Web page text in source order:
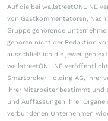
Auf die bei wallstreetONLINE
von Gastkommentatoren,
Gruppe gehörende
gehören nicht der Redaktion
ausschließlich die jeweiligen
wallstreetONLINE
Smartbroker Holding AG, ihrer
ihrer Mitarbeiter bestimmt und
und Auffassungen ihrer
verbundenen Unternehmen